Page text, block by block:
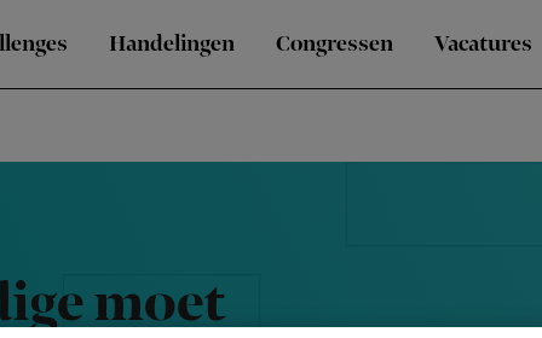
Handelingen Congressen Vacatures
moet